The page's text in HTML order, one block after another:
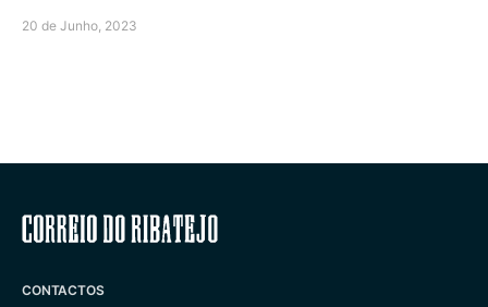
20 de Junho, 2023
Correio do Ribatejo
CONTACTOS